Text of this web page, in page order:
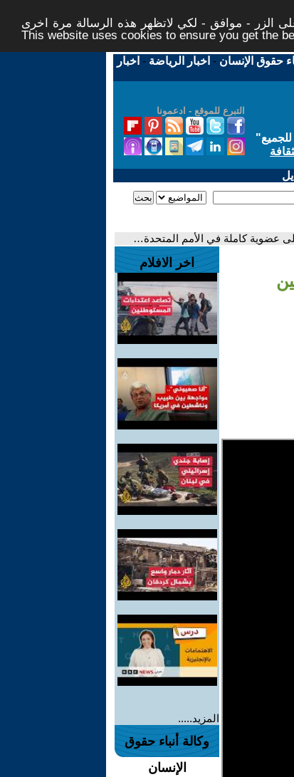
الزر - موافق - لكي لاتظهر هذه الرسالة مرة اخرى -
This website uses cookies to ensure you get the
حقوق الإنسان - اخبار الرياضة - اخبار
التبرع للموقع - ادعمونا
"
عضوية كاملة في الأمم المتحدة…
اخر الافلام
المزيد.....
وكالة أنباء حقوق
الإنسان